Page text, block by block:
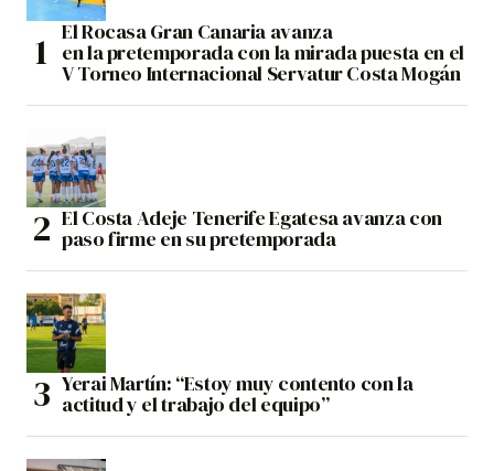
El Rocasa Gran Canaria avanza
en la pretemporada con la mirada puesta en el
V Torneo Internacional Servatur Costa Mogán
El Costa Adeje Tenerife Egatesa avanza con
paso firme en su pretemporada
Yerai Martín: “Estoy muy contento con la
actitud y el trabajo del equipo”